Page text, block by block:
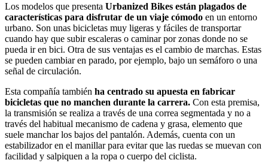
Los modelos que presenta Urbanized Bikes están plagados de
características para disfrutar de un viaje cómodo en un entorno
urbano. Son unas bicicletas muy ligeras y fáciles de transportar
cuando hay que subir escaleras o caminar por zonas donde no se
pueda ir en bici. Otra de sus ventajas es el cambio de marchas. Estas
se pueden cambiar en parado, por ejemplo, bajo un semáforo o una
señal de circulación.
Esta compañía también ha centrado su apuesta en fabricar
bicicletas que no manchen durante la carrera. Con esta premisa,
la transmisión se realiza a través de una correa segmentada y no a
través del habitual mecanismo de cadena y grasa, elemento que
suele manchar los bajos del pantalón. Además, cuenta con un
estabilizador en el manillar para evitar que las ruedas se muevan con
facilidad y salpiquen a la ropa o cuerpo del ciclista.